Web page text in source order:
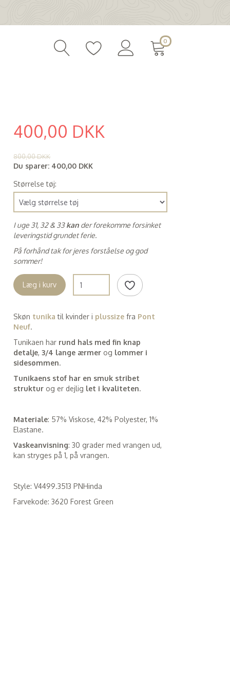
0
400,00 DKK
800,00 DKK
Du sparer: 400,00 DKK
Størrelse tøj:
I uge 31, 32 & 33kan der forekomme forsinket
leveringstid grundet ferie.
På forhånd tak for jeres forståelse og god
sommer!
Læg i kurv
Skøn tunika til kvinder i plussize fra Pont
Neuf.
Tunikaen har rund hals med fin knap
detalje,3/4 lange ærmer og lommer i
sidesømmen.
Tunikaens stof har en smuk stribet
struktur og er dejlig let i kvaliteten.
Materiale: 57% Viskose, 42% Polyester, 1%
Elastane.
Vaskeanvisning: 30 grader med vrangen ud,
kan stryges på 1, på vrangen.
Style: V4499.3513 PNHinda
Farvekode: 3620 Forest Green